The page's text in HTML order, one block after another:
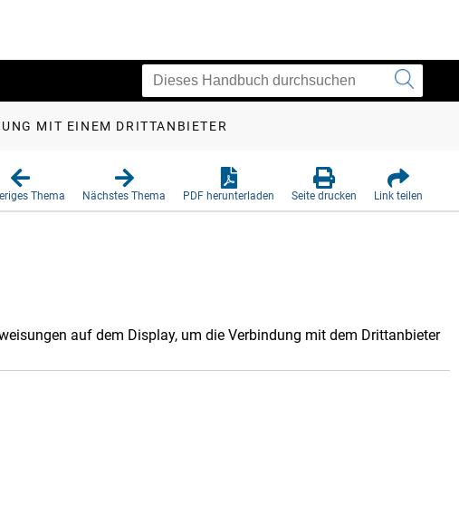
MIT EINEM DRITTANBIETER
Thema Nächstes Thema PDF herunterladen Seite drucken Link teilen
auf dem Display, um die Verbindung mit dem Drittanbieter